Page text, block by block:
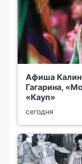
Афиша
Гагарина,
«Кауп»
сегодня